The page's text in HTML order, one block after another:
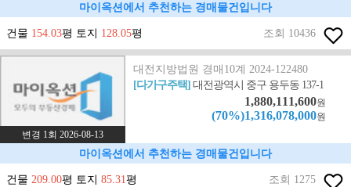
마이옥션에서 추천하는 경매물건입니다
건물 154.03평 토지 128.05평 조회 10436
변경 1회 2026-08-13
대전지방법원 경매10계 2024-122480
[다가구주택]대전광역시 중구 용두동 137-1
1,880,111,600원
(70%)1,316,078,000원
마이옥션에서 추천하는 경매물건입니다
건물 209.00평 토지 85.31평 조회 1275